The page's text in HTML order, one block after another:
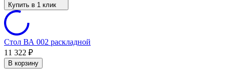
Купить в 1 клик
Стол ВА 002 раскладной
11 322 ₽
В корзину